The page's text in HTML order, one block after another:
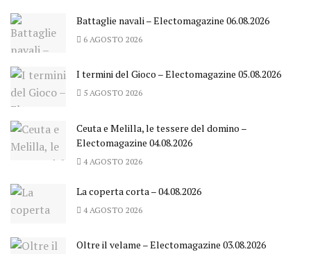
Battaglie navali – Electomagazine 06.08.2026
6 AGOSTO 2026
I termini del Gioco – Electomagazine 05.08.2026
5 AGOSTO 2026
Ceuta e Melilla, le tessere del domino –
Electomagazine 04.08.2026
4 AGOSTO 2026
La coperta corta – 04.08.2026
4 AGOSTO 2026
Oltre il velame – Electomagazine 03.08.2026